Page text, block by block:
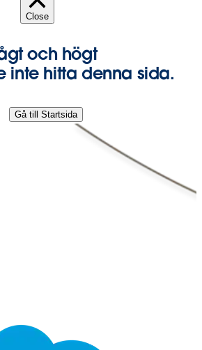
Close
och högt
inte hitta denna sida.
Gå till Startsida